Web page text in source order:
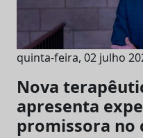
quinta-feira, 02 julho
Nova
apresenta
promissora no